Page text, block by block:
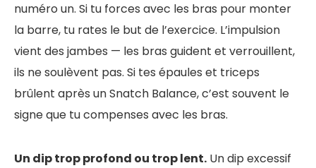
numéro un. Si tu forces avec les bras pour monter
la barre, tu rates le but de l’exercice. L’impulsion
vient des jambes — les bras guident et verrouillent,
ils ne soulèvent pas. Si tes épaules et triceps
brûlent après un Snatch Balance, c’est souvent le
signe que tu compenses avec les bras.
Un dip trop profond ou trop lent. Un dip excessif